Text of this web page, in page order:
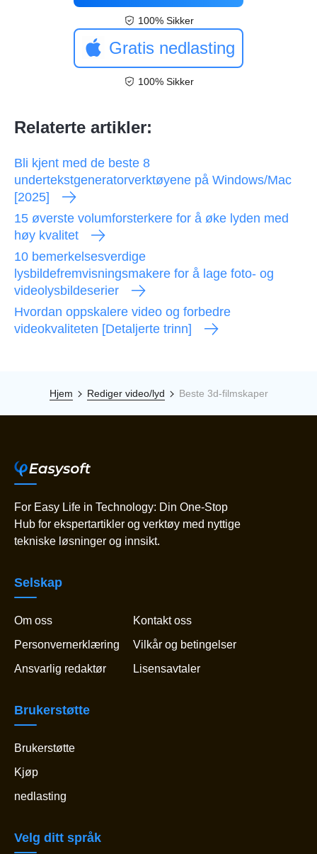
100% Sikker
Gratis nedlasting
100% Sikker
Relaterte artikler:
Bli kjent med de beste 8
undertekstgeneratorverktøyene på Windows/Mac
[2025]
15 øverste volumforsterkere for å øke lyden med
høy kvalitet
10 bemerkelsesverdige
lysbildefremvisningsmakere for å lage foto- og
videolysbildeserier
Hvordan oppskalere video og forbedre
videokvaliteten [Detaljerte trinn]
Hjem Rediger video/lyd Beste 3d-filmskaper
For Easy Life in Technology: Din One-Stop
Hub for ekspertartikler og verktøy med nyttige
tekniske løsninger og innsikt.
Selskap
Om oss
Kontakt oss
Personvernerklæring
Vilkår og betingelser
Ansvarlig redaktør
Lisensavtaler
Brukerstøtte
Brukerstøtte
Kjøp
nedlasting
Velg ditt språk